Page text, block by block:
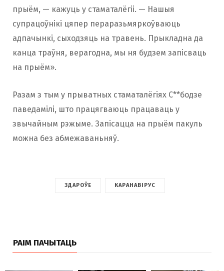
прыём, — кажуць у стаматалёгіі. — Нашыя
супрацоўнікі цяпер пераразьмяркоўваюць
адпачынкі, сыходзяць на травень. Прыкладна да
канца траўня, верагодна, мы ня будзем запісваць
на прыём».
Разам з тым у прыватных стаматалёгіях С**бодзе
паведамілі, што працягваюць працаваць у
звычайным рэжыме. Запісацца на прыём пакуль
можна без абмежаваньняў.
ЗДАРОЎЕ КАРАНАВІРУС
РАІМ ПАЧЫТАЦЬ